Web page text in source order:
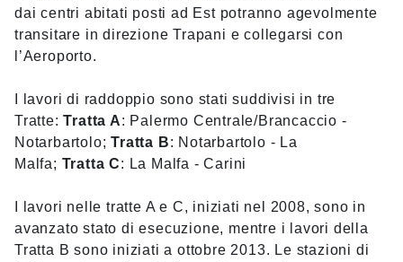
dai centri abitati posti ad Est potranno agevolmente
transitare in direzione Trapani e collegarsi con
l’Aeroporto.
I lavori di raddoppio sono stati suddivisi in tre
Tratte:Tratta A: Palermo Centrale/Brancaccio -
Notarbartolo;Tratta B: Notarbartolo - La
Malfa; Tratta C: La Malfa - Carini
I lavori nelle tratte A e C, iniziati nel 2008, sono in
avanzato stato di esecuzione, mentre i lavori della
Tratta B sono iniziati a ottobre 2013. Le stazioni di